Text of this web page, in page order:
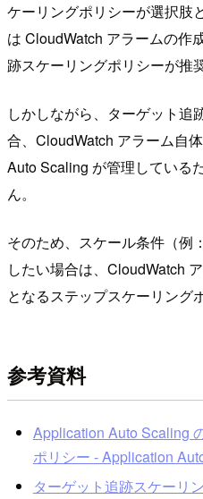
ケーリングポリシーが選択肢
は CloudWatch アラームの作
跡スケーリングポリシーが推
しかしながら、ターゲット追
合、CloudWatch アラーム自
Auto Scaling が管理している
ん。
そのため、スケール条件（例
したい場合は、CloudWatch
となるステップスケーリング
参考資料
Application Auto Scaling
ポリシー - Application
ターゲット追跡スケーリ